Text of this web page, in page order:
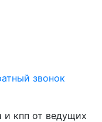
звонок
и кпп от ведущих